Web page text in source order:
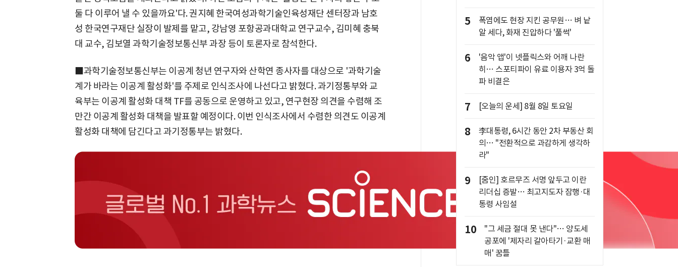
둘 다 이루어 낼 수 있을까요'다. 권지혜 한국여성과학기술인육성재단 센터장과 남호
성 한국연구재단 실장이 발제를 맡고, 강남영 포항공과대학교 연구교수, 김미혜 충북
대 교수, 김보열 과학기술정보통신부 과장 등이 토론자로 참석한다.
■과학기술정보통신부는 이공계 청년 연구자와 산학연 종사자를 대상으로 '과학기술
계가 바라는 이공계 활성화'를 주제로 인식조사에 나선다고 밝혔다. 과기정통부와 교
육부는 이공계 활성화 대책 TF를 공동으로 운영하고 있고, 연구현장 의견을 수렴해 조
만간 이공계 활성화 대책을 발표할 예정이다. 이번 인식조사에서 수렴한 의견도 이공계
활성화 대책에 담긴다고 과기정통부는 밝혔다.
5
폭염에도 현장 지킨 공무원… 벼 낱
알 세다, 화재 진압하다 '풀썩'
6
'음악 앱'이 넷플릭스와 어깨 나란
히… 스포티파이 유료 이용자 3억 돌
파 비결은
7 [오늘의 운세] 8월 8일 토요일
8
李대통령, 6시간 동안 2차 부동산 회
의… "전환적으로 과감하게 생각하
라"
9
[줌인] 호르무즈 서명 앞두고 이란
리더십 증발… 최고지도자 잠행·대
통령 사임설
10
"그 세금 절대 못 낸다"… 양도세
공포에 '제자리 갈아타기·교환 매
매' 꿈틀